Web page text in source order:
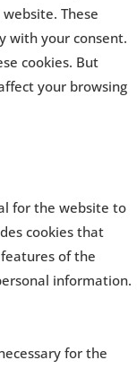
These
with your consent.
cookies. But
your browsing
for the website to
cookies that
of the
information.
for the